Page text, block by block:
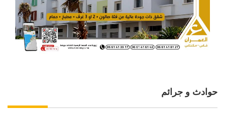
حوادث و جرائم